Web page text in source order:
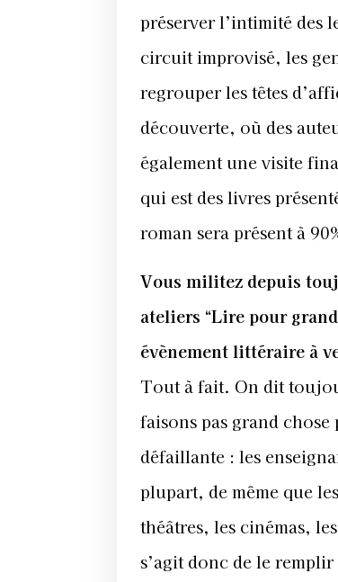
préserver l’intimité des
circuit improvisé, les
regrouper les têtes
découverte, où des
également une visite
qui est des livres
roman sera présent à
Vous militez depuis
ateliers “Lire pour
évènement littéraire à
Tout à fait. On dit
faisons pas grand
défaillante : les
plupart, de même que
théâtres, les cinémas,
s’agit donc de le